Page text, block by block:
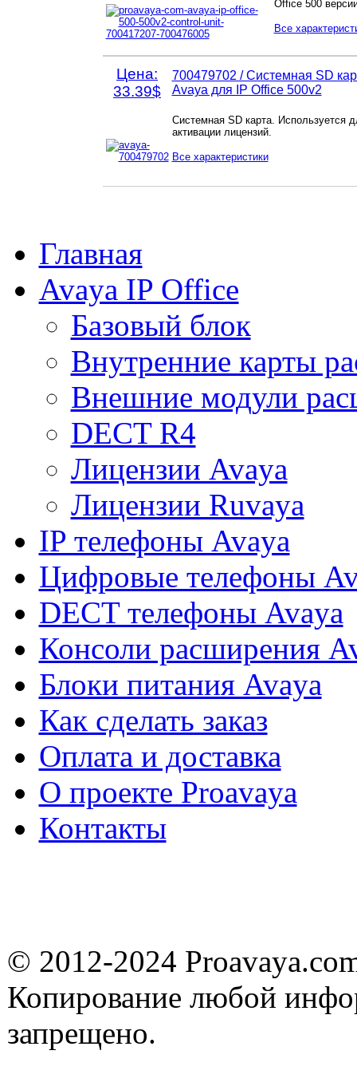
Office 500
Все
Цена:
33.39$
700479702 / Системная SD
Avaya для IP Office 500v2
Системная SD карта. Используется
активации лицензий.
Все характеристики
Главная
Avaya IP Office
Базовый блок
Внутренние карты
Внешние модули
DECT R4
Лицензии Avaya
Лицензии Ruvaya
IP телефоны Avaya
Цифровые телефоны
DECT телефоны Avaya
Консоли расширения
Блоки питания Avaya
Как сделать заказ
Оплата и доставка
О проекте Proavaya
Контакты
© 2012-2024
Копирование любой
запрещено.